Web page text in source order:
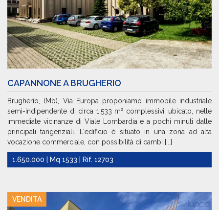
CAPANNONE A BRUGHERIO
Brugherio, (Mb), Via Europa proponiamo immobile industriale
semi-indipendente di circa 1.533 m² complessivi, ubicato, nelle
immediate vicinanze di Viale Lombardia e a pochi minuti dalle
principali tangenziali. L'edificio è situato in una zona ad alta
vocazione commerciale, con possibilità di cambi [...]
1.650.000 | Mq 1533 | Rif. 12703
VENDITA